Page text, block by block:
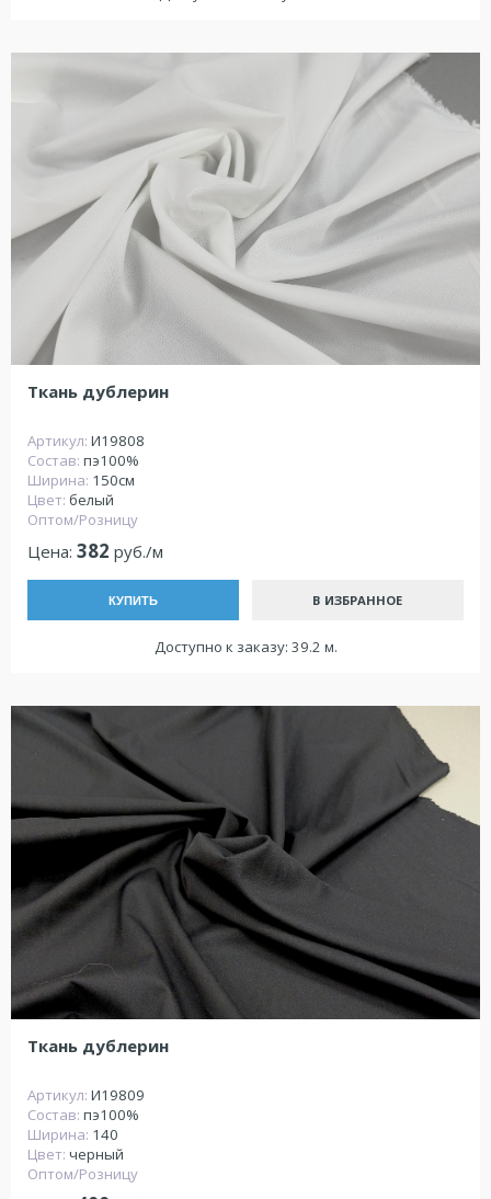
Ткань дублерин
Артикул: И19808
Состав: пэ100%
Ширина: 150см
Цвет: белый
Оптом/Розницу
Цена: 382 руб./м
КУПИТЬ В ИЗБРАННОЕ
Доступно к заказу: 39.2 м.
Ткань дублерин
Артикул: И19809
Состав: пэ100%
Ширина: 140
Цвет: черный
Оптом/Розницу